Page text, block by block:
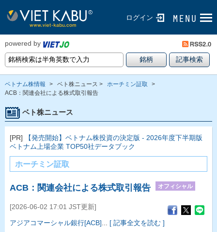
ログイン
powered by
ベトナム株情報 > ベト株ニュース > ホーチミン証取
>
ACB：関連会社による株式取引報告
ベト株ニュース
[PR]
【発売開始】ベトナム株投資の決定版 - 2026年度下半期版
ベトナム上場企業 TOP50社データブック
ホーチミン証取
ACB：関連会社による株式取引報告 オフィシャル
[2026-06-02 17:01 JST更新]
アジアコマーシャル銀行[ACB] [ 記事全文を読む ]